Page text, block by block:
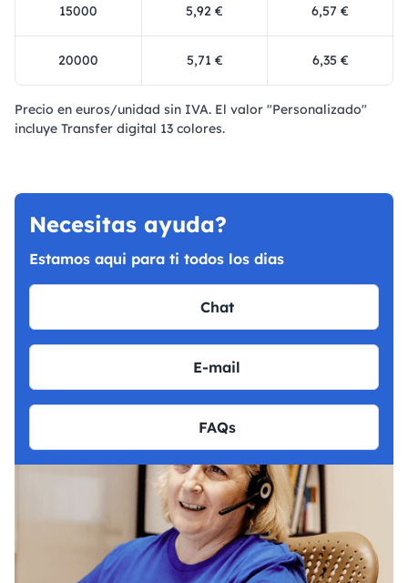
15000 5,92 € 6,57 €
20000 5,71 € 6,35 €
Precio en euros/unidad sin IVA. El valor "Personalizado"
incluye Transfer digital 13 colores.
Necesitas ayuda?
Estamos aqui para ti todos los dias
Chat
E-mail
FAQs